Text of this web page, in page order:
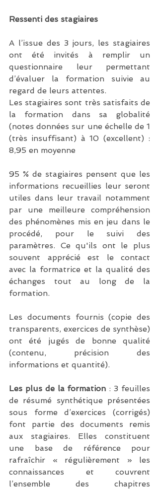
Ressenti des stagiaires
A l’issue des 3 jours, les stagiaires
ont été invités à remplir un
questionnaire leur permettant
d’évaluer la formation suivie au
regard de leurs attentes.
Les stagiaires sont très satisfaits de
la formation dans sa globalité
(notes données sur une échelle de 1
(très insuffisant) à 10 (excellent) :
8,95 en moyenne
95 % de stagiaires pensent que les
informations recueillies leur seront
utiles dans leur travail notamment
par une meilleure compréhension
des phénomènes mis en jeu dans le
procédé, pour le suivi des
paramètres. Ce qu'ils ont le plus
souvent apprécié est le contact
avec la formatrice et la qualité des
échanges tout au long de la
formation.
Les documents fournis (copie des
transparents, exercices de synthèse)
ont été jugés de bonne qualité
(contenu, précision des
informations et quantité).
Les plus de la formation : 3 feuilles
de résumé synthétique présentées
sous forme d’exercices (corrigés)
font partie des documents remis
aux stagiaires. Elles constituent
une base de référence pour
rafraîchir « régulièrement » les
connaissances et couvrent
l’ensemble des chapitres